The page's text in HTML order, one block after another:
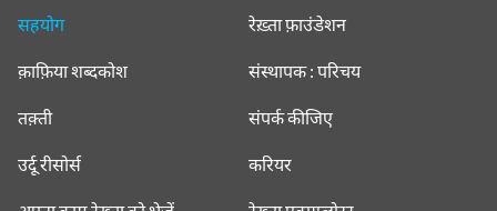
सहयोग
क़ाफ़िया शब्दकोश
तक़्ती
उर्दू रीसोर्स
रेख़्ता फ़ाउंडेशन
संस्थापक : परिचय
संपर्क कीजिए
करियर